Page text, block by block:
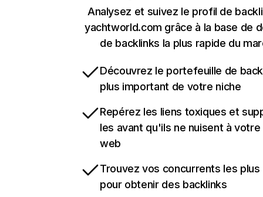
Analysez et suivez le profil de
yachtworld.com grâce à la base de
de backlinks la plus rapide du
Découvrez le portefeuille de
plus important de votre niche
Repérez les liens toxiques et
les avant qu'ils ne nuisent à
web
Trouvez vos concurrents les
pour obtenir des backlinks